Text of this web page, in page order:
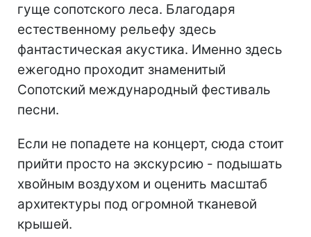
гуще сопотского леса. Благодаря
естественному рельефу здесь
фантастическая акустика. Именно здесь
ежегодно проходит знаменитый
Сопотский международный фестиваль
песни.
Если не попадете на концерт, сюда стоит
прийти просто на экскурсию - подышать
хвойным воздухом и оценить масштаб
архитектуры под огромной тканевой
крышей.